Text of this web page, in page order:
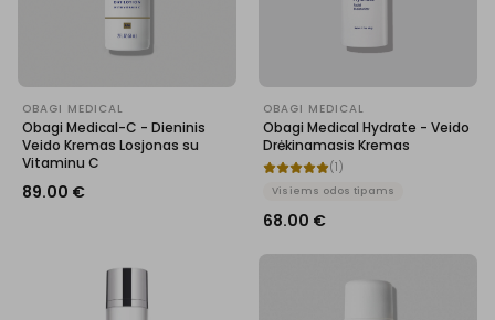
OBAGI MEDICAL
Obagi Medical-C - Dieninis
Veido Kremas Losjonas su
Vitaminu C
89.00 €
OBAGI MEDICAL
Obagi Medical Hydrate - Veido
Drėkinamasis Kremas
(1 )
Visiems odos tipams
68.00 €